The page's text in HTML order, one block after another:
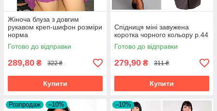
Жіноча блуза з довгим
рукавом креп-шифон розміри
норма
Готово до відправки
289,80 ₴ 322 ₴
Купити
Спідниця міні завужена
коротка чорного кольору р.44
Готово до відправки
279,90 ₴ 311 ₴
Купити
Розпродаж –10% –10%